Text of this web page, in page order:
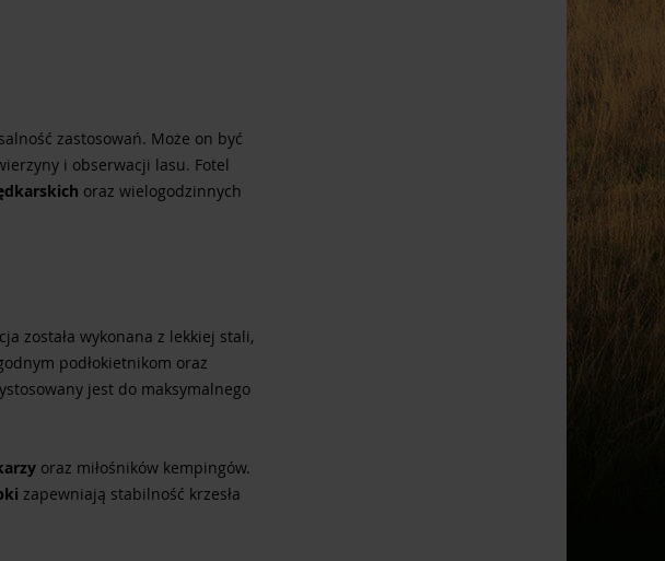
zastosowań. Może on być
i obserwacji lasu. Fotel
oraz wielogodzinnych
została wykonana z lekkiej stali,
podłokietnikom oraz
jest do maksymalnego
oraz miłośników kempingów.
zapewniają stabilność krzesła